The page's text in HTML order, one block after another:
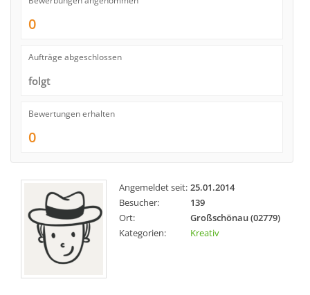
0
Aufträge abgeschlossen
folgt
Bewertungen erhalten
0
Angemeldet seit: 25.01.2014
Besucher:
139
Ort:
Großschönau (02779)
Kategorien:
Kreativ